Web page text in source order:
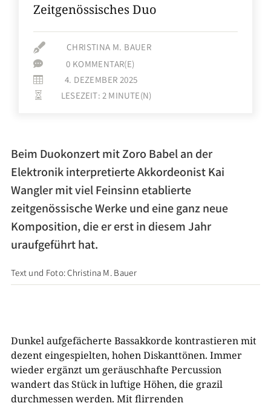
Zeitgenössisches Duo
 CHRISTINA M. BAUER
 0 KOMMENTAR(E)
 4. DEZEMBER 2025
 LESEZEIT: 2 MINUTE(N)
Beim Duokonzert mit Zoro Babel an der
Elektronik interpretierte Akkordeonist Kai
Wangler mit viel Feinsinn etablierte
zeitgenössische Werke und eine ganz neue
Komposition, die er erst in diesem Jahr
uraufgeführt hat.
Text und Foto: Christina M. Bauer
Dunkel aufgefächerte Bassakkorde kontrastieren mit
dezent eingespielten, hohen Diskanttönen. Immer
wieder ergänzt um geräuschhafte Percussion
wandert das Stück in luftige Höhen, die grazil
durchmessen werden. Mit flirrenden